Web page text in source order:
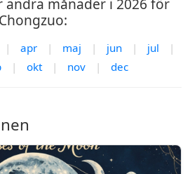
andra månader i 2026 för
Chongzuo:
| apr | maj | jun | jul
|
| okt | nov | dec